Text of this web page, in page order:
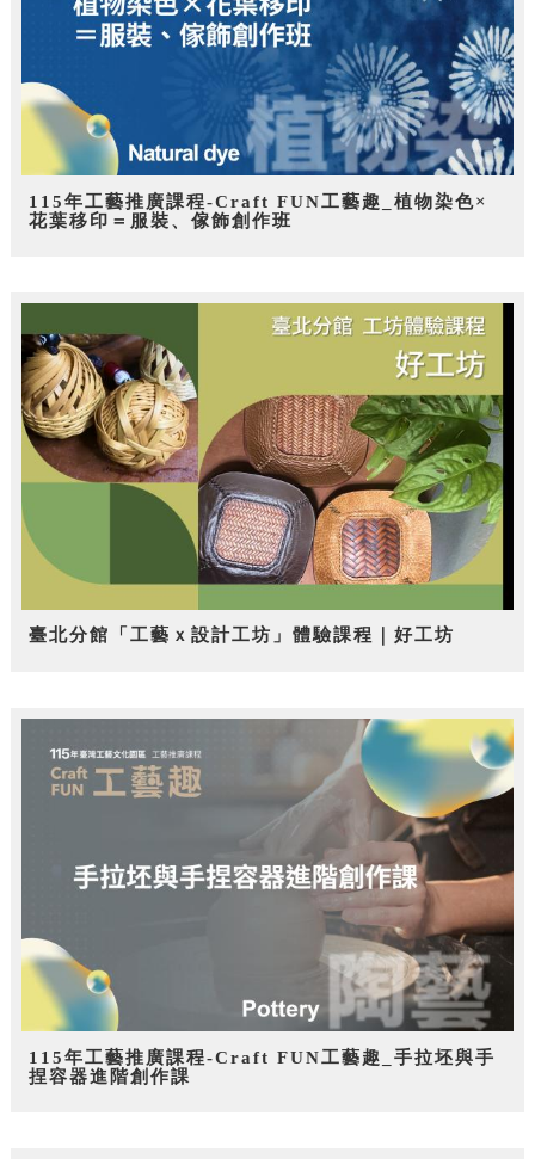
115年工藝推廣課程-Craft FUN工藝趣_植物染色×
花葉移印＝服裝、傢飾創作班
臺北分館「工藝ｘ設計工坊」體驗課程｜好工坊
115年工藝推廣課程-Craft FUN工藝趣_手拉坯與手
捏容器進階創作課